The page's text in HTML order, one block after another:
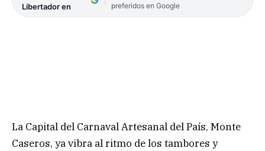
Libertador en
preferidos en Google
La Capital del Carnaval Artesanal del País, Monte
Caseros, ya vibra al ritmo de los tambores y